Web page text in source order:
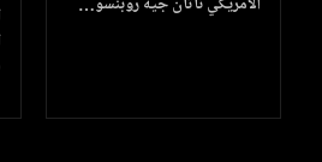
الأمريكي ناثان جيه روبنسو…